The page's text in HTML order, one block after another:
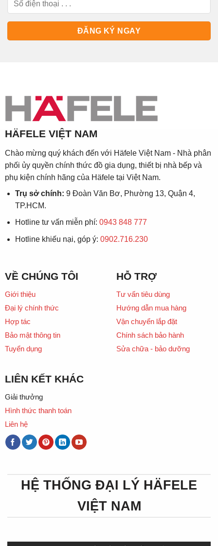
HÄFELE VIỆT NAM
Chào mừng quý khách đến với Häfele Việt Nam - Nhà phân
phối ủy quyền chính thức đồ gia dụng, thiết bị nhà bếp và
phụ kiện chính hãng của Häfele tại Việt Nam.
Trụ sở chính: 9 Đoàn Văn Bơ, Phường 13, Quận 4,
TP.HCM.
Hotline tư vấn miễn phí: 0943 848 777
Hotline khiếu nại, góp ý: 0902.716.230
VỀ CHÚNG TÔI
Giới thiệu
Đại lý chính thức
Hợp tác
Bảo mật thông tin
Tuyển dụng
HỖ TRỢ
Tư vấn tiêu dùng
Hướng dẫn mua hàng
Vận chuyển lắp đặt
Chính sách bảo hành
Sửa chữa - bảo dưỡng
LIÊN KẾT KHÁC
Giải thưởng
Hình thức thanh toán
Liên hệ
HỆ THỐNG ĐẠI LÝ HÄFELE
VIỆT NAM